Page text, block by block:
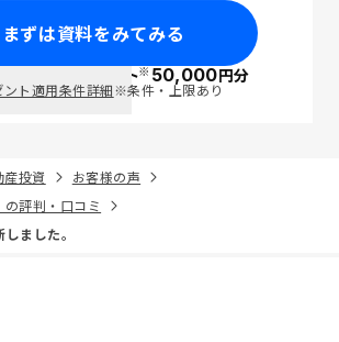
まずは資料をみてみる
ポイント※50,000円分
ント適用条件詳細※条件・上限あり
産投資
お客様の声
の評判・口コミ
ました。